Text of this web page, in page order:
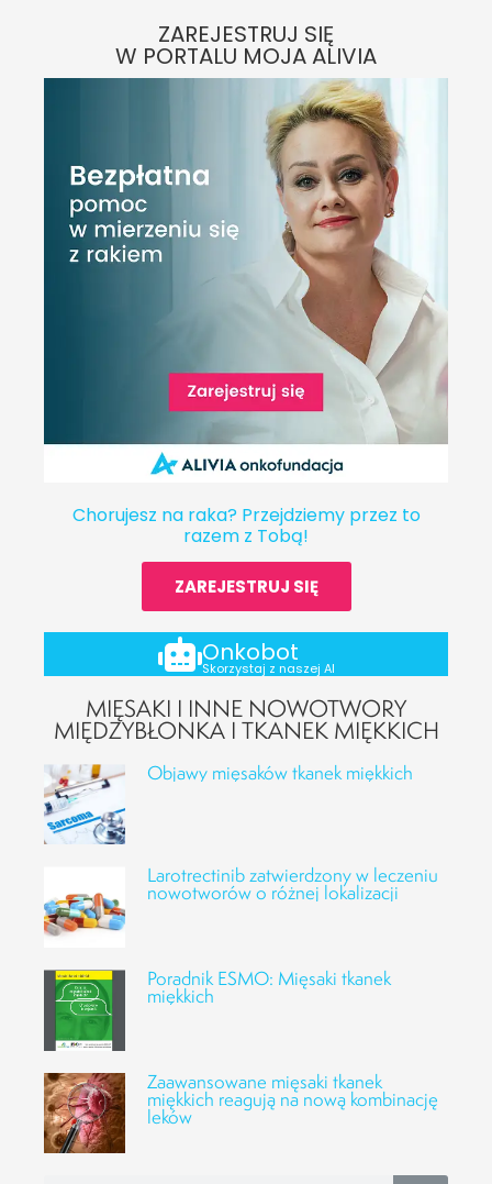
ZAREJESTRUJ SIĘ
W PORTALU MOJA ALIVIA
Chorujesz na raka? Przejdziemy przez to
razem z Tobą!
ZAREJESTRUJ SIĘ
Onkobot
Skorzystaj z naszej AI
MIĘSAKI I INNE NOWOTWORY
MIĘDZYBŁONKA I TKANEK MIĘKKICH
Objawy mięsaków tkanek miękkich
Larotrectinib zatwierdzony w leczeniu
nowotworów o różnej lokalizacji
Poradnik ESMO: Mięsaki tkanek
miękkich
Zaawansowane mięsaki tkanek
miękkich reagują na nową kombinację
leków